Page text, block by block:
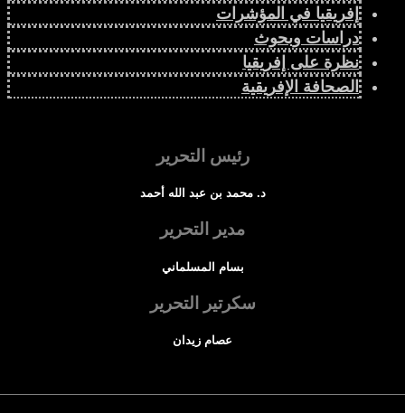
إفريقيا في المؤشرات
دراسات وبحوث
نظرة على إفريقيا
الصحافة الإفريقية
رئيس التحرير
د. محمد بن عبد الله أحمد
مدير التحرير
بسام المسلماني
سكرتير التحرير
عصام زيدان